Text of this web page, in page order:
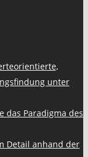
unter
das Paradigma des
Detail anhand der